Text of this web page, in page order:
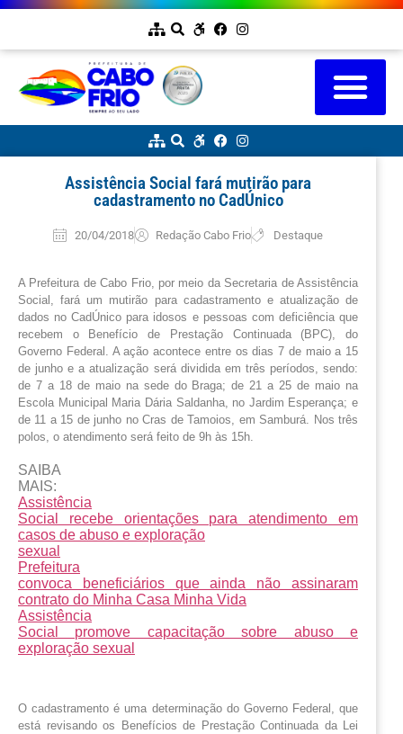
Assistência Social fará mutirão para
cadastramento no CadÚnico
20/04/2018 Redação Cabo Frio Destaque
A Prefeitura de Cabo Frio, por meio da Secretaria de Assistência
Social, fará um mutirão para cadastramento e atualização de
dados no CadÚnico para idosos e pessoas com deficiência que
recebem o Benefício de Prestação Continuada (BPC), do
Governo Federal. A ação acontece entre os dias 7 de maio a 15
de junho e a atualização será dividida em três períodos, sendo:
de 7 a 18 de maio na sede do Braga; de 21 a 25 de maio na
Escola Municipal Maria Dária Saldanha, no Jardim Esperança; e
de 11 a 15 de junho no Cras de Tamoios, em Samburá. Nos três
polos, o atendimento será feito de 9h às 15h.
SAIBA
MAIS:
Assistência
Social recebe orientações para atendimento em
casos de abuso e exploração
sexual
Prefeitura
convoca beneficiários que ainda não assinaram
contrato do Minha Casa Minha Vida
Assistência
Social promove capacitação sobre abuso e
exploração sexual
O cadastramento é uma determinação do Governo Federal, que
está revisando os Benefícios de Prestação Continuada da Lei